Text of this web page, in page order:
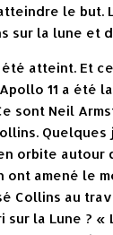
le but.
sur la lune et
atteint. Et
11 a été
sont Neil
Quelques
orbite autour
ont amené le
Collins au
la Lune ? «